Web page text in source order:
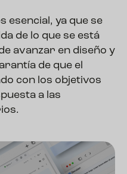
esencial, ya que se
de lo que se está
avanzar en diseño y
de que el
con los objetivos
a las